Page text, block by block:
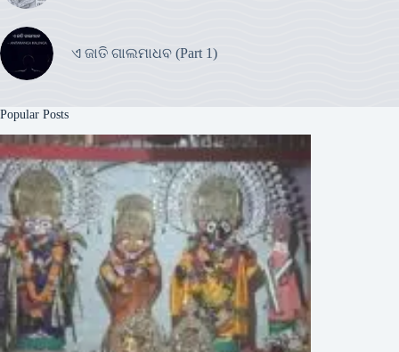
ଏ ଜାତି ଗାଲମାଧବ (Part 1)
Popular Posts